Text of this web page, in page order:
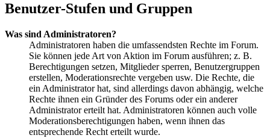
Benutzer-Stufen und Gruppen
Was sind Administratoren?
Administratoren haben die umfassendsten Rechte im Forum.
Sie können jede Art von Aktion im Forum ausführen; z. B.
Berechtigungen setzen, Mitglieder sperren, Benutzergruppen
erstellen, Moderationsrechte vergeben usw. Die Rechte, die
ein Administrator hat, sind allerdings davon abhängig, welche
Rechte ihnen ein Gründer des Forums oder ein anderer
Administrator erteilt hat. Administratoren können auch volle
Moderationsberechtigungen haben, wenn ihnen das
entsprechende Recht erteilt wurde.